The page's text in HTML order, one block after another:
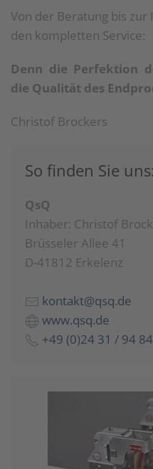
Von der Beratung bis
den kompletten Service:
Denn die Perfektion
die Qualität des
Christof Brockers
So finden Sie uns:
QsQ
Inhaber: Christof
Brüsseler Allee 41
D-41812 Erkelenz
kontakt@qsq.de
www.qsq.de
+49 (0)24 31 / 94